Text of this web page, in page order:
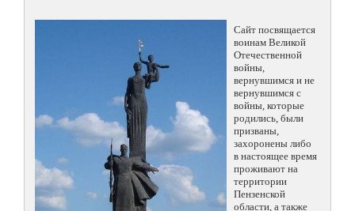
Сайт посвящается
воинам Великой
Отечественной
войны,
вернувшимся и не
вернувшимся с
войны, которые
родились, были
призваны,
захоронены либо
в настоящее время
проживают на
территории
Пензенской
области, а также